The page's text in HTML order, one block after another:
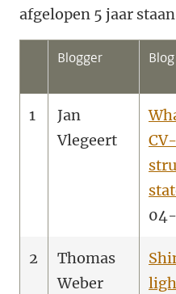
afgelopen 5 jaar
Blogger Blog
1
Jan
Vlegeert
2
Thomas
Weber